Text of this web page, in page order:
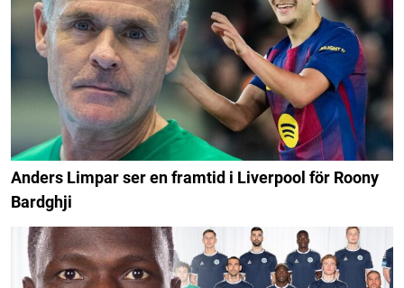
Anders Limpar ser en framtid i Liverpool för Roony
Bardghji